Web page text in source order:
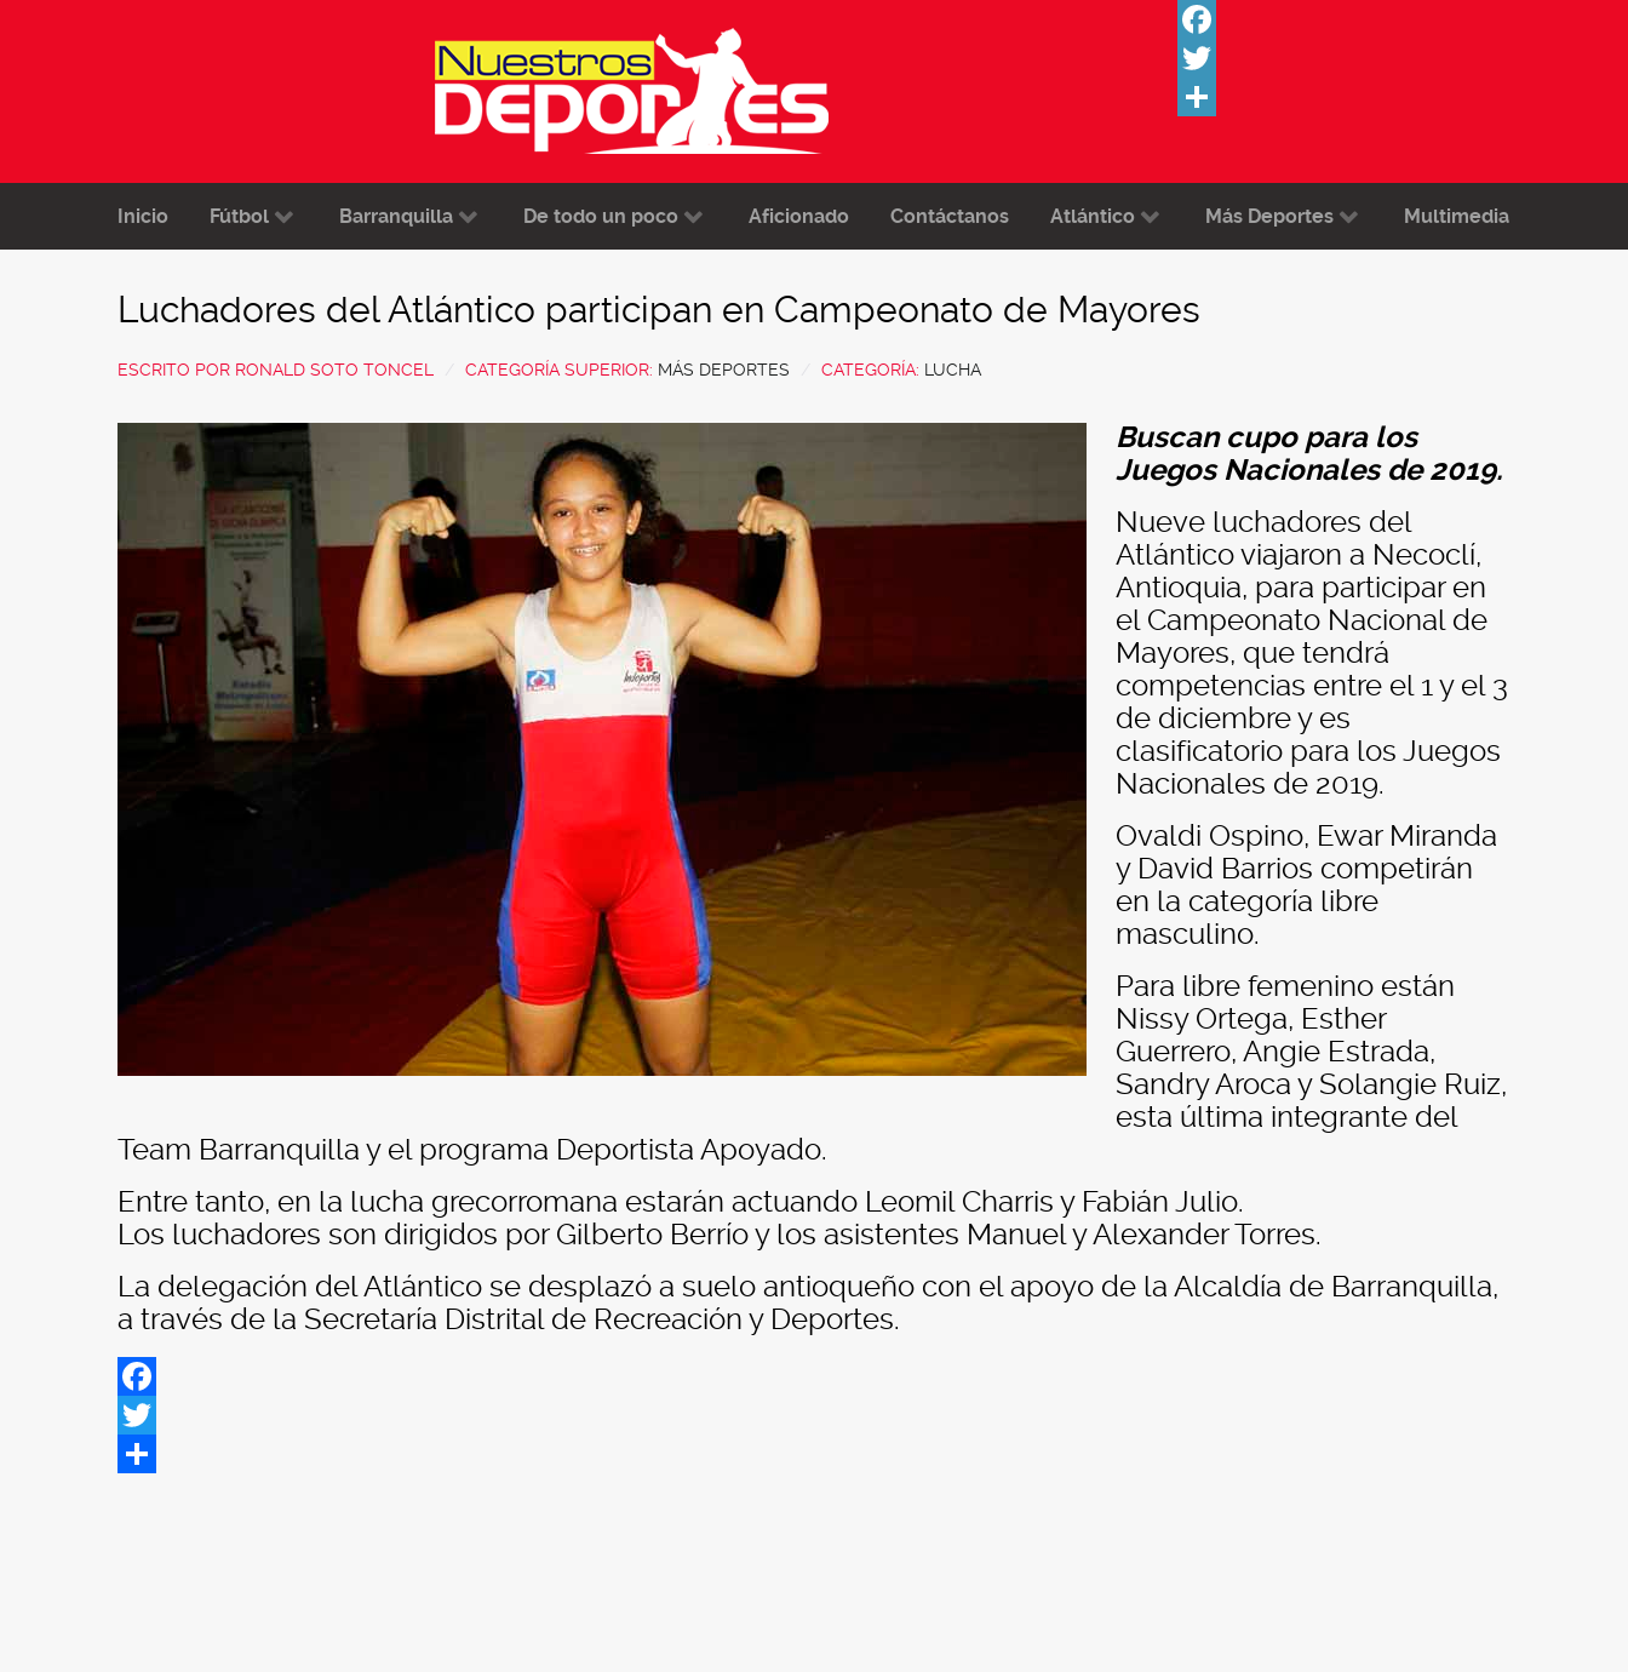
Facebook
Twitter
Inicio Fútbol Barranquilla De todo un poco Aficionado Contáctanos Atlántico Más Deportes Multimedia
Luchadores del Atlántico participan en Campeonato de Mayores
ESCRITO POR RONALD SOTO TONCEL CATEGORÍA SUPERIOR: MÁS DEPORTES CATEGORÍA: LUCHA
Buscan cupo para los
Juegos Nacionales de 2019.
Nueve luchadores del
Atlántico viajaron a Necoclí,
Antioquia, para participar en
el Campeonato Nacional de
Mayores, que tendrá
competencias entre el 1 y el 3
de diciembre y es
clasificatorio para los Juegos
Nacionales de 2019.
Ovaldi Ospino, Ewar Miranda
y David Barrios competirán
en la categoría libre
masculino.
Para libre femenino están
Nissy Ortega, Esther
Guerrero, Angie Estrada,
Sandry Aroca y Solangie Ruiz,
esta última integrante del
Team Barranquilla y el programa Deportista Apoyado.
Entre tanto, en la lucha grecorromana estarán actuando Leomil Charris y Fabián Julio.
Los luchadores son dirigidos por Gilberto Berrío y los asistentes Manuel y Alexander Torres.
La delegación del Atlántico se desplazó a suelo antioqueño con el apoyo de la Alcaldía de Barranquilla,
a través de la Secretaría Distrital de Recreación y Deportes.
Facebook
Twitter